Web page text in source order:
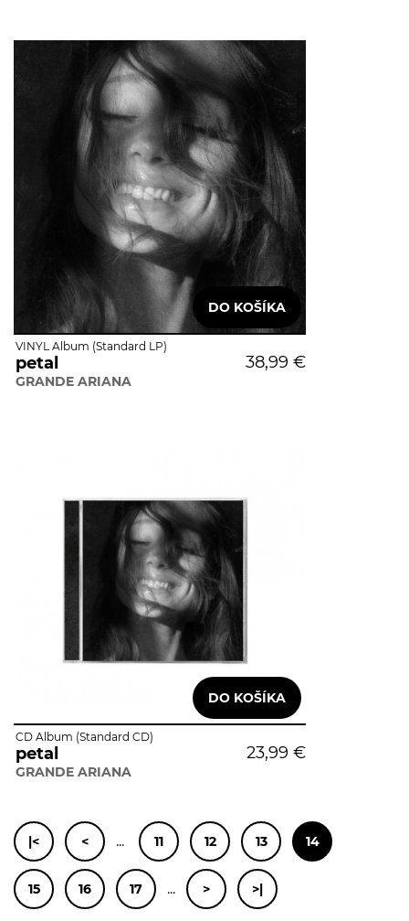
38,99 €
VINYL Album (Standard LP)
petal
GRANDE ARIANA
23,99 €
CD Album (Standard CD)
petal
GRANDE ARIANA
|< < ... 11 12 13 14
15 16 17 ... > >|